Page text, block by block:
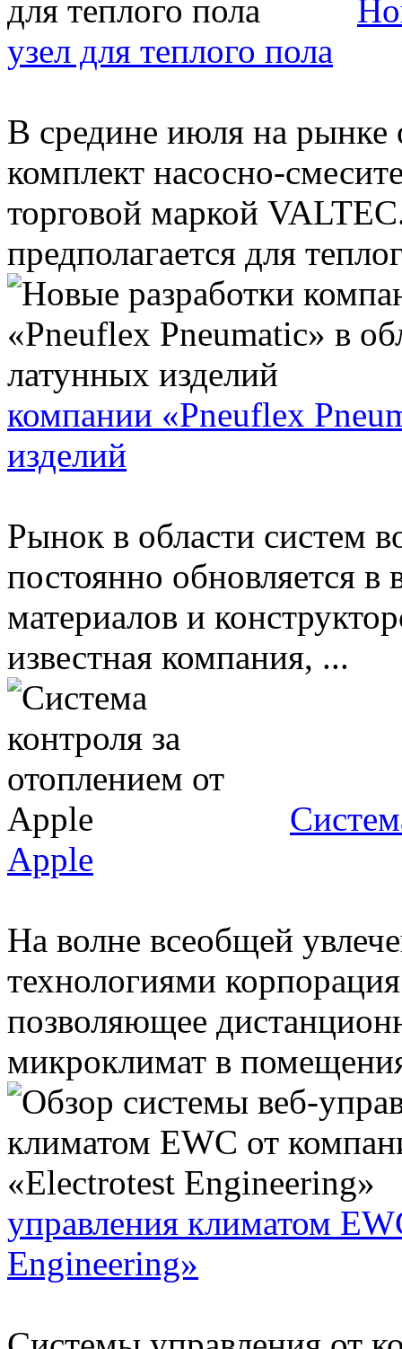
узел для теплого пола
В средине июля на рынке
комплект насосно-
торговой маркой
предполагается для
компании «Pneuflex
изделий
Рынок в области систем
постоянно обновляется
материалов и
известная компания, ...
Apple
На волне всеобщей
технологиями
позволяющее
микроклимат в
управления климатом
Engineering»